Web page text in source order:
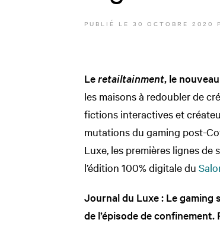
PUBLIÉ LE 30 OCTOBRE 2020
Le retailtainment, le
les maisons à redoubler de
fictions interactives et
mutations du gaming post-
Luxe, les premières lignes de
l’édition 100% digitale du
Journal du Luxe : Le gaming
de l’épisode de